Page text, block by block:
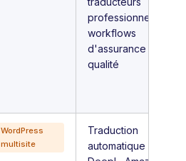
professionnels +
workflows
d'assurance
qualité
WordPress
multisite
Traduction
automatique via